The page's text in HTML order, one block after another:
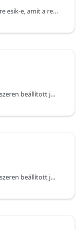
Azt jelzi, hogy ez a dátum az aktuális évre esik-e, amit a rendszeren beállított aktuális dátum és idő határoz meg.
Jelzi, hogy ez a date típusú érték a rendszeren beállított jelenlegi dátum és idő alapján a következő napon következik-e be. Vegye figyelembe, hogy a függvény false (hamis) értéket ad vissza, ha az átadott érték az aktuális napon következik be.
Jelzi, hogy ez a date típusú érték a rendszeren beállított jelenlegi dátum és idő alapján a következő hónapban következik-e be. Vegye figyelembe, hogy a függvény false (hamis) értéket ad vissza, ha az átadott érték az aktuális hónapban következik be.